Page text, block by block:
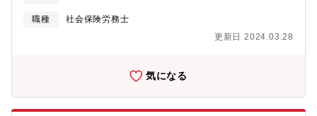
務管理の状況を分析し企業経営・改善に役立つコンサルティング
します。・売上ノルマはございません。「1円の利益にならなくと
す。・コンサルタント職なためビジネス視点、経営者視点が身に
ムを使用しリスクマネジメントやコスト削減の観点から最適なプ
ランをアドバイス・就業規則のコンサルティング(診断・作成・改
定)・雇用契約書・各種規程など作成、相談業務・人事労務に関す
るコンサルティング・保険を中心とした財務対策、経営コンサル
職種
社会保険労務士
更新日 2024.03.28
気になる